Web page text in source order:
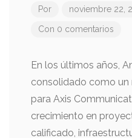
Por noviembre 22,
Con 0 comentarios
En los últimos años,
consolidado como
para Axis
crecimiento en
calificado,